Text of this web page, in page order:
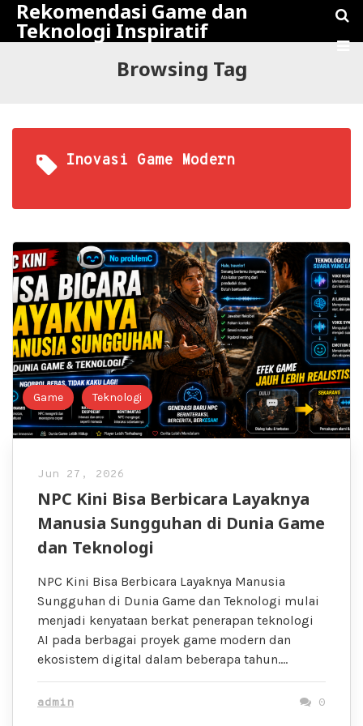
Rekomendasi Game dan
Teknologi Inspiratif
Browsing Tag
Inovasi Game Modern
Game Teknologi
Jun 27, 2026
NPC Kini Bisa Berbicara Layaknya
Manusia Sungguhan di Dunia Game
dan Teknologi
NPC Kini Bisa Berbicara Layaknya Manusia
Sungguhan di Dunia Game dan Teknologi mulai
menjadi kenyataan berkat penerapan teknologi
AI pada berbagai proyek game modern dan
ekosistem digital dalam beberapa tahun….
admin 0